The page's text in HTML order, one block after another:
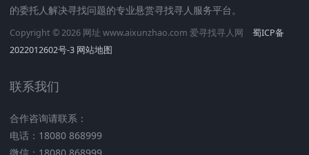
的委托人解决寻找问题的专业悬赏寻找寻人服务平台。
Copyright © 2026 网址 www.aixunzhao.com 爱寻找寻人网
蜀ICP备
2022012602号-3 网站地图
联系我们
合作咨询请联系：
电话：18080 868999